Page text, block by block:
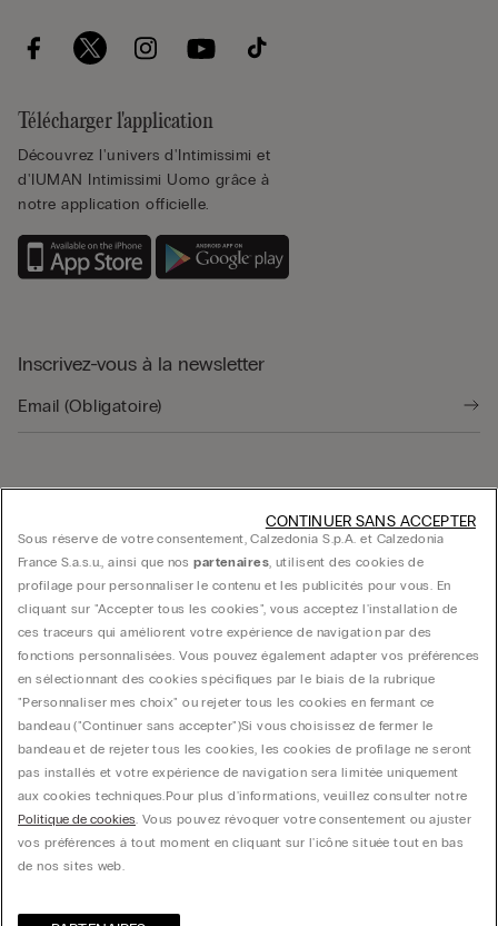
Télécharger l'application
Découvrez l'univers d'Intimissimi et
d'IUMAN Intimissimi Uomo grâce à
notre application officielle.
Inscrivez-vous à la newsletter
Guide produit
Service client
Données légales
Société
Sous réserve de votre consentement, Calzedonia S.p.A. et Calzedonia
France S.a.s.u., ainsi que nospartenaires, utilisent des cookies de
profilage pour personnaliser le contenu et les publicités pour vous. En
cliquant sur "Accepter tous les cookies", vous acceptez l'installation de
ces traceurs qui améliorent votre expérience de navigation par des
fonctions personnalisées. Vous pouvez également adapter vos préférences
en sélectionnant des cookies spécifiques par le biais de la rubrique
"Personnaliser mes choix" ou rejeter tous les cookies en fermant ce
bandeau ("Continuer sans accepter")​ Si vous choisissez de fermer le
bandeau et de rejeter tous les cookies, les cookies de profilage ne seront
pas installés et votre expérience de navigation sera limitée uniquement
aux cookies techniques.​ Pour plus d'informations, veuillez consulter notre
Politique de cookies. Vous pouvez révoquer votre consentement ou ajuster
vos préférences à tout moment en cliquant sur l'icône située tout en bas
de nos sites web.
CONTINUER SANS ACCEPTER